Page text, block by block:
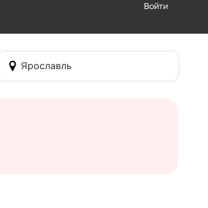
Войти
Ярославль